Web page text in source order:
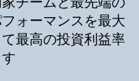
ォーマンスを最大
最高の投資利益率